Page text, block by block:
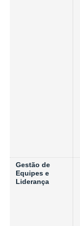
Gestão de
Equipes e
Liderança